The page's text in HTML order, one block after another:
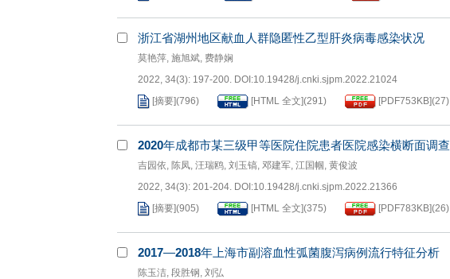
浙江省湖州地区献血人群隐匿性乙型肝炎病毒感染状况
莫艳萍, 施旭斌, 费静娴
2022, 34(3): 197-200. DOI:10.19428/j.cnki.sjpm.2022.21024
[摘要](796) [HTML 全文](291) [PDF753KB](27)
2020年成都市某三级甲等医院住院患者医院感染横断面调查
吉园依, 陈凤, 汪瑞鸥, 刘玉镐, 邓建军, 江国帼, 黄俊波
2022, 34(3): 201-204. DOI:10.19428/j.cnki.sjpm.2022.21366
[摘要](905) [HTML 全文](375) [PDF783KB](26)
2017—2018年上海市副溶血性弧菌腹泻病例流行特征分析
陈玉洁, 段胜钢, 刘弘